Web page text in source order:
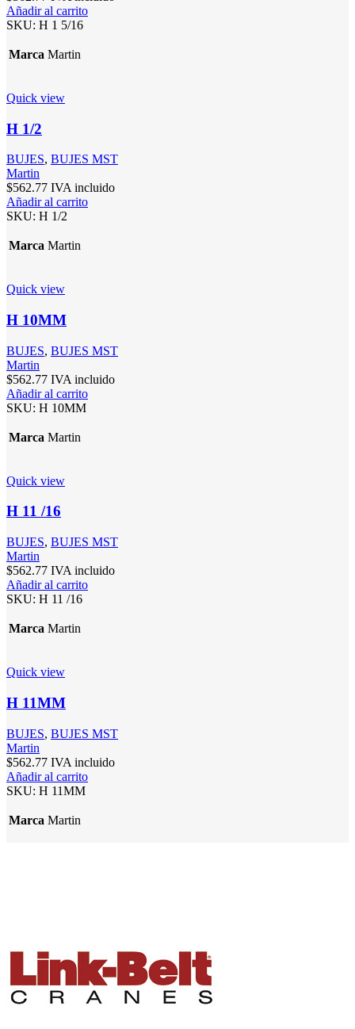
Añadir al carrito
SKU: H 1 5/16
Marca Martin
Quick view
H 1/2
BUJES, BUJES MST
Martin
$562.77 IVA incluido
Añadir al carrito
SKU: H 1/2
Marca Martin
Quick view
H 10MM
BUJES, BUJES MST
Martin
$562.77 IVA incluido
Añadir al carrito
SKU: H 10MM
Marca Martin
Quick view
H 11 /16
BUJES, BUJES MST
Martin
$562.77 IVA incluido
Añadir al carrito
SKU: H 11 /16
Marca Martin
Quick view
H 11MM
BUJES, BUJES MST
Martin
$562.77 IVA incluido
Añadir al carrito
SKU: H 11MM
Marca Martin